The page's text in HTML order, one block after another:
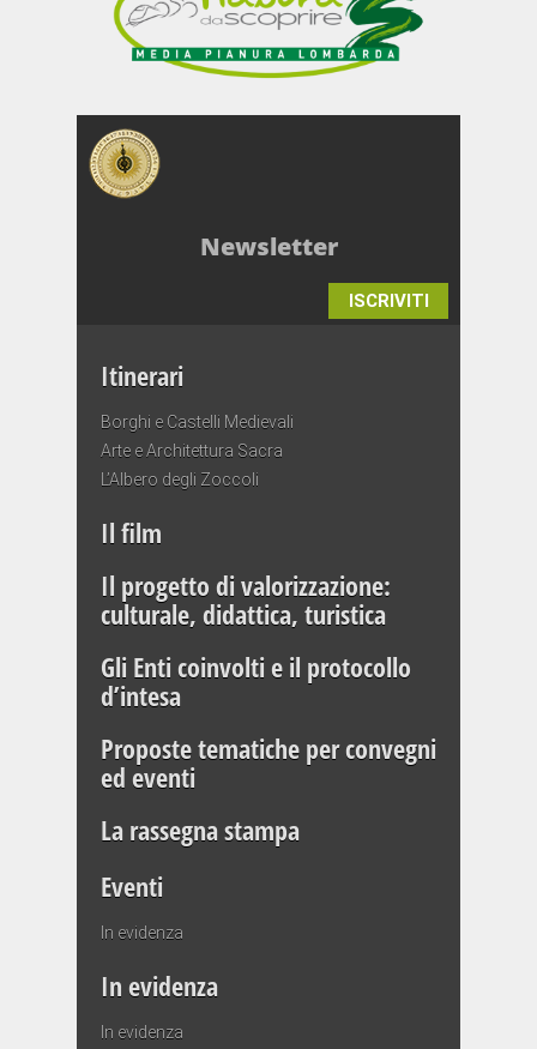
Newsletter
ISCRIVITI
Itinerari
Borghi e Castelli Medievali
Arte e Architettura Sacra
L’Albero degli Zoccoli
Il film
Il progetto di valorizzazione:
culturale, didattica, turistica
Gli Enti coinvolti e il protocollo
d’intesa
Proposte tematiche per convegni
ed eventi
La rassegna stampa
Eventi
In evidenza
In evidenza
In evidenza